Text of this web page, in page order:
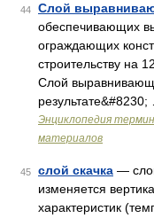
44 Слой
обеспечивающих
ограждающих
строительству на
Слой
результате&#8230;
Энциклопедия
материалов
45 слой скачка —
изменяется
характеристик